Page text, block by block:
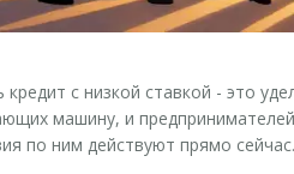
с низкой ставкой - это
машину, и
по ним действуют прямо сейчас.